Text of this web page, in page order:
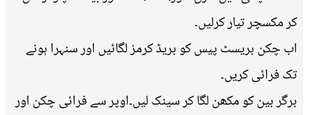
کر مکسچر تیار کرلیں۔
اب چکن بریسٹ پیس کو بریڈ کرمز لگائیں اور سنہرا ہونے
تک فرائی کریں۔
برگر بین کو مکھن لگا کر سینک لیں۔اوپر سے فرائی چکن اور